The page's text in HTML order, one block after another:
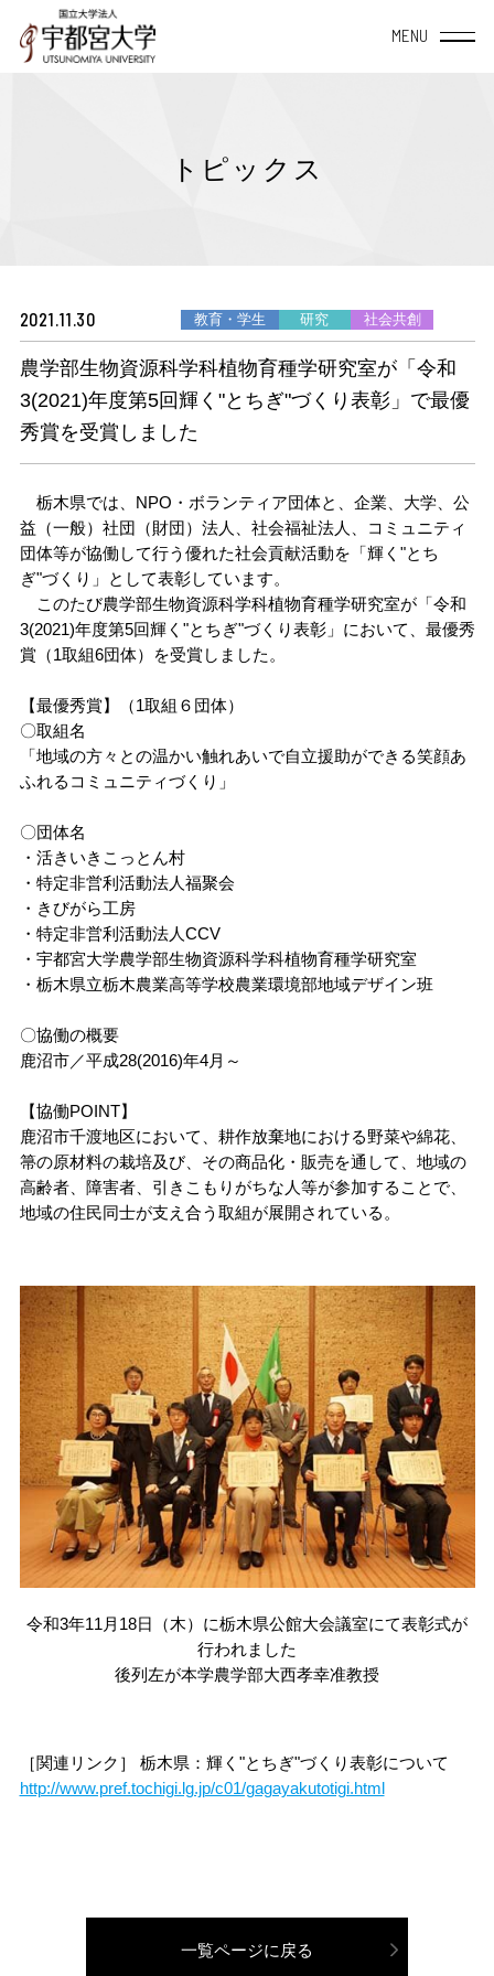
学長室から
宇都宮大学の理念と 方針・教育目標について
宇大スピリット
ファクトブック（各種データ）
組織・役員
目標と計画
宇都宮大学の歴史
宇都宮大学歌
広報・刊行物
採用情報
教育システム
授業案内（シラバス）
教員一覧
研究者情報検索
研究費
FDについて
地域社会連携
地域創生推進機構
自治体等との協定締結一覧
産学連携
TOP
大学との共同研究
研究者情報検索
知的財産活動について
宇都宮大学発ベンチャー
国際交流
TOP
海外留学
海外渡航について
留学生へのサポート
留学生・国際交流センター
国際交流協定締結校
基金・ファンド
TOP
3C基金
峰ヶ丘地域貢献ファンド
キャンパスマップ
アクセスマップ
データサイエンス 経営学部
地域デザイン科学部
共同教育学部
工学部
大学院
TOP
学内共同施設
アドミッションセンター
情報通信基盤センター
留学生・国際交流センター
キャリアセンター
保健管理センター
DE&I推進センター
研究推進機構
TOP
バイオサイエンス教育研究センター
オプティクス教育研究センター
ロボティクス・工農技術研究所
機器分析センター
大学教育推進機構
TOP
基盤教育センター
教職センター
地域創生推進機構
TOP
社会共創促進センター
宇大アカデミー
イノベーション
未来農学共創センター
データサイエンス
地域デザイン科学部附属施設
地域デザイン科学部附属
国際学部附属施設
国際学部附属
共同教育学部附属施設
共同教育学部附属学校園
工学部附属施設
工学部附属ものづくり創成工学センター
附属図書館
ヒストリカルゾーン
その他の施設案内
TOP
宇都宮大学を活用
TOP
アドミッション・ポリシー
入試情報
オープンキャンパス
大学見学
留学
経済支援
奨学金制度
取得可能な免許・資格
卒業（修了）者の進路状況
科目等履修生・研究生の募集案内
資料請求方法
履修証明プログラム
大学との連携
大学施設の利用
キャンパスマップ
大学の施設の利用について
進学説明会・出前授業（高校生対象）
データサイエンス経営学部
地域デザイン科学部出前授業分野一覧
共同教育学部出前授業分野一覧
工学部出前授業分野一覧
農学部 出前授業分野一覧
TOP
データサイエンス経営学部
国際学部講演テーマ一覧
共同教育学部講演テーマ一覧
工学部講演テーマ一覧
教員に関する情報
公開講座
研究者総覧
情報公開 資料請求
イベントカレンダー
入試情報
インターネット出願
インターネット出願
Web入学手続
入試情報
アドミッション・ポリシー
オープンキャンパス
イベント情報
出前授業（高校生対象）
大学見学
資料請求方法
インターネット出願
入学料・授業料
科目等履修生・研究生の募集案内
在学生の方
行事・学習
授業案内（シラバス）
C-Learning
uumail
欠席・公欠について
学生生活
学生相談
各種学生向け講習会
障がいのある学生への学修支援体制
宇大ラーニングサポーター
海外留学・国際交流
課外活動
キャリア教育・就職支援
健康管理
衛生・危機管理
保健管理センター
AEDについて
その他
大学へ提出する諸手続きについて
卒業後の各種証明書等請求方法
留学生の方
卒業生の方
宇都宮大学70周年記念事業
3C基金
宇都宮大学校歌
各学部同窓会
国際学部同窓会
共同教育学部同窓会
陽東会（工学部、地域デザイン科学部）
各種書類申請・書類ダウンロード
卒業生の各種証明書の取得方法について
保護者の方
地域・企業の方
社会共創（地域連携・産学連携）
UUカレッジ
受験生ポータル
サイト
留学生
サイト
大学にご支援を
お考えの方
ENGLISH 交通アクセス
お問い合わせ
トピックス
2021.11.30 教育・学生 研究 社会共創
農学部生物資源科学科植物育種学研究室が「令和
3(2021)年度第5回輝く"とちぎ"づくり表彰」で最優
秀賞を受賞しました
栃木県では、NPO・ボランティア団体と、企業、大学、公
益（一般）社団（財団）法人、社会福祉法人、コミュニティ
団体等が協働して行う優れた社会貢献活動を「輝く"とち
ぎ"づくり」として表彰しています。
このたび農学部生物資源科学科植物育種学研究室が「令和
3(2021)年度第5回輝く"とちぎ"づくり表彰」において、最優秀
賞（1取組6団体）を受賞しました。
【最優秀賞】（1取組６団体）
〇取組名
「地域の方々との温かい触れあいで自立援助ができる笑顔あ
ふれるコミュニティづくり」
〇団体名
・活きいきこっとん村
・特定非営利活動法人福聚会
・きびがら工房
・特定非営利活動法人CCV
・宇都宮大学農学部生物資源科学科植物育種学研究室
・栃木県立栃木農業高等学校農業環境部地域デザイン班
〇協働の概要
鹿沼市／平成28(2016)年4月～
【協働POINT】
鹿沼市千渡地区において、耕作放棄地における野菜や綿花、
箒の原材料の栽培及び、その商品化・販売を通して、地域の
高齢者、障害者、引きこもりがちな人等が参加することで、
地域の住民同士が支え合う取組が展開されている。
令和3年11月18日（木）に栃木県公館大会議室にて表彰式が
行われました
後列左が本学農学部大西孝幸准教授
［関連リンク］ 栃木県：輝く"とちぎ"づくり表彰について
http://www.pref.tochigi.lg.jp/c01/gagayakutotigi.html
一覧ページに戻る